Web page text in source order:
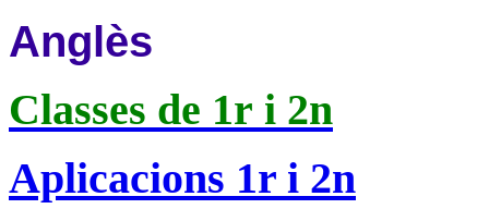
Anglès
Classes de 1r i 2n
Aplicacions 1r i 2n